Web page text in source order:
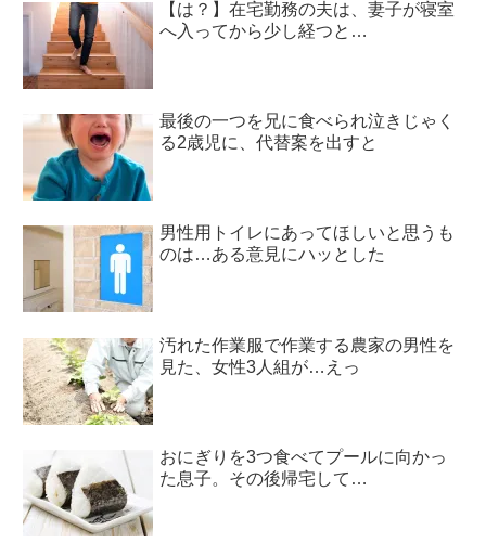
【は？】在宅勤務の夫は、妻子が寝室
へ入ってから少し経つと…
最後の一つを兄に食べられ泣きじゃく
る2歳児に、代替案を出すと
男性用トイレにあってほしいと思うも
のは…ある意見にハッとした
汚れた作業服で作業する農家の男性を
見た、女性3人組が…えっ
おにぎりを3つ食べてプールに向かっ
た息子。その後帰宅して…